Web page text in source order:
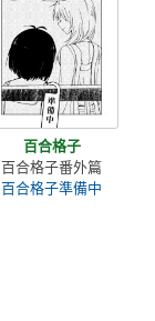
百合格子
百合格子番外篇
百合格子準備中